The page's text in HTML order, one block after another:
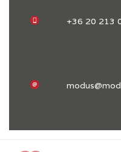
+36 20 213